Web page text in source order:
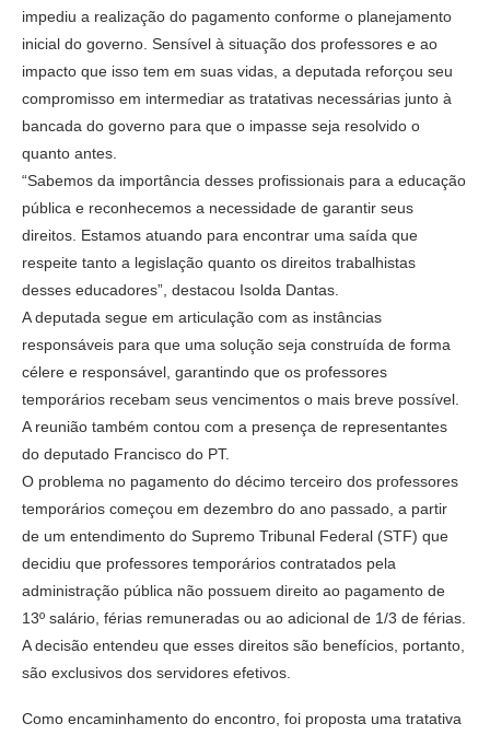
impediu a realização do pagamento conforme o planejamento
inicial do governo. Sensível à situação dos professores e ao
impacto que isso tem em suas vidas, a deputada reforçou seu
compromisso em intermediar as tratativas necessárias junto à
bancada do governo para que o impasse seja resolvido o
quanto antes.
“Sabemos da importância desses profissionais para a educação
pública e reconhecemos a necessidade de garantir seus
direitos. Estamos atuando para encontrar uma saída que
respeite tanto a legislação quanto os direitos trabalhistas
desses educadores”, destacou Isolda Dantas.
A deputada segue em articulação com as instâncias
responsáveis para que uma solução seja construída de forma
célere e responsável, garantindo que os professores
temporários recebam seus vencimentos o mais breve possível.
A reunião também contou com a presença de representantes
do deputado Francisco do PT.
O problema no pagamento do décimo terceiro dos professores
temporários começou em dezembro do ano passado, a partir
de um entendimento do Supremo Tribunal Federal (STF) que
decidiu que professores temporários contratados pela
administração pública não possuem direito ao pagamento de
13º salário, férias remuneradas ou ao adicional de 1/3 de férias.
A decisão entendeu que esses direitos são benefícios, portanto,
são exclusivos dos servidores efetivos.
Como encaminhamento do encontro, foi proposta uma tratativa